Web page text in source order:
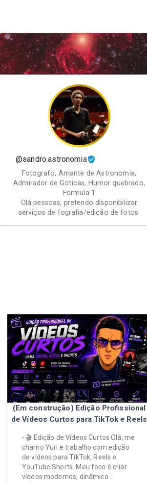
@sandro.astronomia
Fotografo, Amante de Astronomia,
Admirador de Goticas, Humor quebrado,
Formula 1
Olá pessoas, pretendo disponibilizar
serviços de fografia/edição de fotos.
(Em construção) Edição Profissional
de Vídeos Curtos para TikTok e Reels
- 🎬 Edição de Vídeos Curtos Olá, me
chamo Yuri e trabalho com edição
de vídeos para TikTok, Reels e
YouTube Shorts. Meu foco é criar
vídeos modernos, dinâmico…